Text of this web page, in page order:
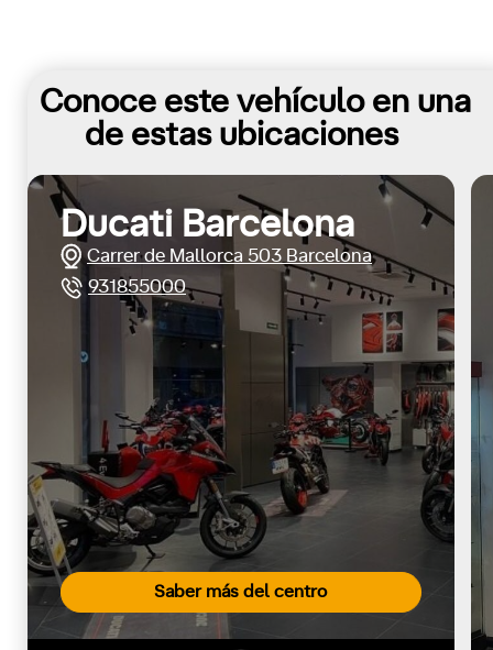
Conoce este vehículo en una
de estas ubicaciones
Saber más del centro
Ducati Barcelona
Carrer de Mallorca 503 Barcelona
931855000